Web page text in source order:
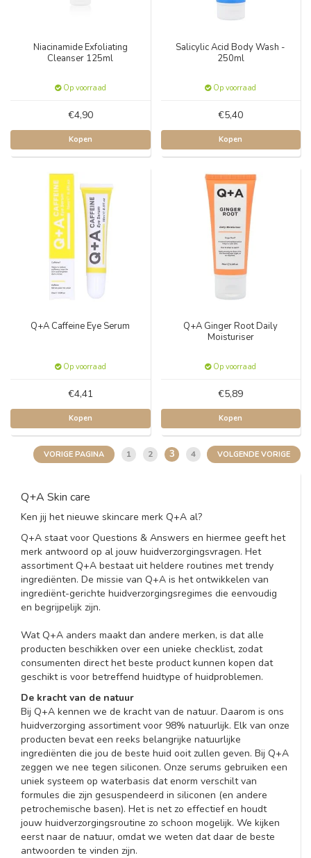
Niacinamide Exfoliating
Cleanser 125ml
Op voorraad
€4,90
Kopen
Salicylic Acid Body Wash -
250ml
Op voorraad
€5,40
Kopen
Q+A Caffeine Eye Serum
Op voorraad
€4,41
Kopen
Q+A Ginger Root Daily
Moisturiser
Op voorraad
€5,89
Kopen
VORIGE PAGINA 1 2 3 4 VOLGENDE VORIGE
Q+A Skin care
Ken jij het nieuwe skincare merk Q+A al?
Q+A staat voor Questions & Answers en hiermee geeft het
merk antwoord op al jouw huidverzorgingsvragen. Het
assortiment Q+A bestaat uit heldere routines met trendy
ingrediënten. De missie van Q+A is het ontwikkelen van
ingrediënt-gerichte huidverzorgingsregimes die eenvoudig
en begrijpelijk zijn.
Wat Q+A anders maakt dan andere merken, is dat alle
producten beschikken over een unieke checklist, zodat
consumenten direct het beste product kunnen kopen dat
geschikt is voor betreffend huidtype of huidproblemen.
De kracht van de natuur
Bij Q+A kennen we de kracht van de natuur. Daarom is ons
huidverzorging assortiment voor 98% natuurlijk. Elk van onze
producten bevat een reeks belangrijke natuurlijke
ingrediënten die jou de beste huid ooit zullen geven. Bij Q+A
zeggen we nee tegen siliconen. Onze serums gebruiken een
uniek systeem op waterbasis dat enorm verschilt van
formules die zijn gesuspendeerd in siliconen (en andere
petrochemische basen). Het is net zo effectief en houdt
jouw huidverzorgingsroutine zo schoon mogelijk. We kijken
eerst naar de natuur, omdat we weten dat daar de beste
antwoorden te vinden zijn.